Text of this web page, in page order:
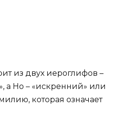
из двух иероглифов –
а Ho – «искренний» или
которая означает